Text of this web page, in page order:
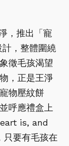
，推出「寵
，整體圍繞
徵毛孩渴望
，正是王淨
物壓紋餅
呼應禮盒上
is, and
要有毛孩在